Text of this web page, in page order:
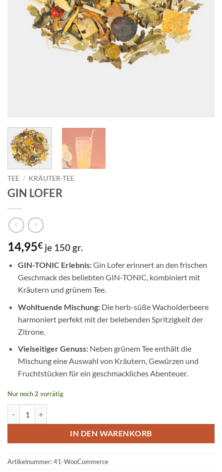
TEE / KRÄUTER-TEE
GIN LOFER
14,95€ je 150 gr.
GIN-TONIC Erlebnis:Gin Lofer erinnert an den frischen
Geschmack des beliebten GIN-TONIC, kombiniert mit
Kräutern und grünem Tee.
Wohltuende Mischung:Die herb-süße Wacholderbeere
harmoniert perfekt mit der belebenden Spritzigkeit der
Zitrone.
Vielseitiger Genuss:Neben grünem Tee enthält die
Mischung eine Auswahl von Kräutern, Gewürzen und
Fruchtstücken für ein geschmackliches Abenteuer.
Nur noch 2 vorrätig
IN DEN WARENKORB
Artikelnummer:41-WooCommerce